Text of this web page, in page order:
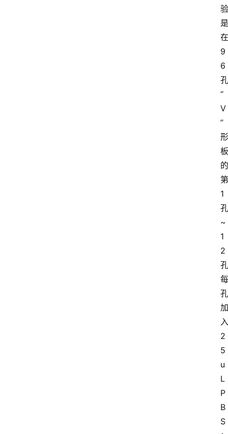
验
是
在
9
6
孔
“
V
”
形
板
的
第
1
孔
~
1
2
孔
每
孔
加
入
2
5
u
L
P
B
S